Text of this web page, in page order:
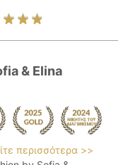
& Elina
περισσότερα >>